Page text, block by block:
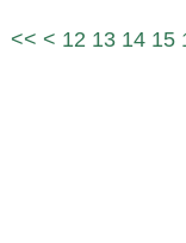
<< < 12 13 14 15